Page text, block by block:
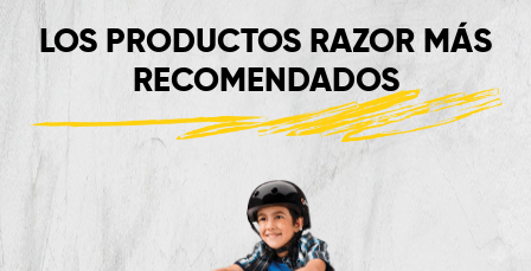
LOS PRODUCTOS RAZOR MÁS
RECOMENDADOS